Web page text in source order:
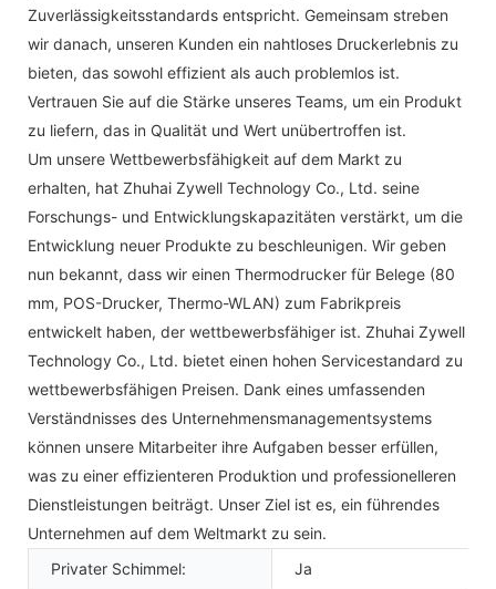
Zuverlässigkeitsstandards entspricht. Gemeinsam streben
wir danach, unseren Kunden ein nahtloses Druckerlebnis zu
bieten, das sowohl effizient als auch problemlos ist.
Vertrauen Sie auf die Stärke unseres Teams, um ein Produkt
zu liefern, das in Qualität und Wert unübertroffen ist.
Um unsere Wettbewerbsfähigkeit auf dem Markt zu
erhalten, hat Zhuhai Zywell Technology Co., Ltd. seine
Forschungs- und Entwicklungskapazitäten verstärkt, um die
Entwicklung neuer Produkte zu beschleunigen. Wir geben
nun bekannt, dass wir einen Thermodrucker für Belege (80
mm, POS-Drucker, Thermo-WLAN) zum Fabrikpreis
entwickelt haben, der wettbewerbsfähiger ist. Zhuhai Zywell
Technology Co., Ltd. bietet einen hohen Servicestandard zu
wettbewerbsfähigen Preisen. Dank eines umfassenden
Verständnisses des Unternehmensmanagementsystems
können unsere Mitarbeiter ihre Aufgaben besser erfüllen,
was zu einer effizienteren Produktion und professionelleren
Dienstleistungen beiträgt. Unser Ziel ist es, ein führendes
Unternehmen auf dem Weltmarkt zu sein.
Privater Schimmel:
Ja